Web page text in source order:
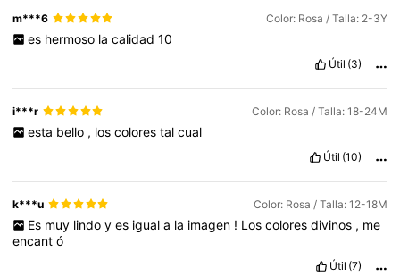
m***6 Color: Rosa / Talla: 2-3Y
es hermoso la calidad 10
Útil (3)
i***r Color: Rosa / Talla: 18-24M
esta bello , los colores tal cual
Útil (10)
k***u Color: Rosa / Talla: 12-18M
Es muy lindo y es igual a la imagen ! Los colores divinos , me
encantó
Útil (7)